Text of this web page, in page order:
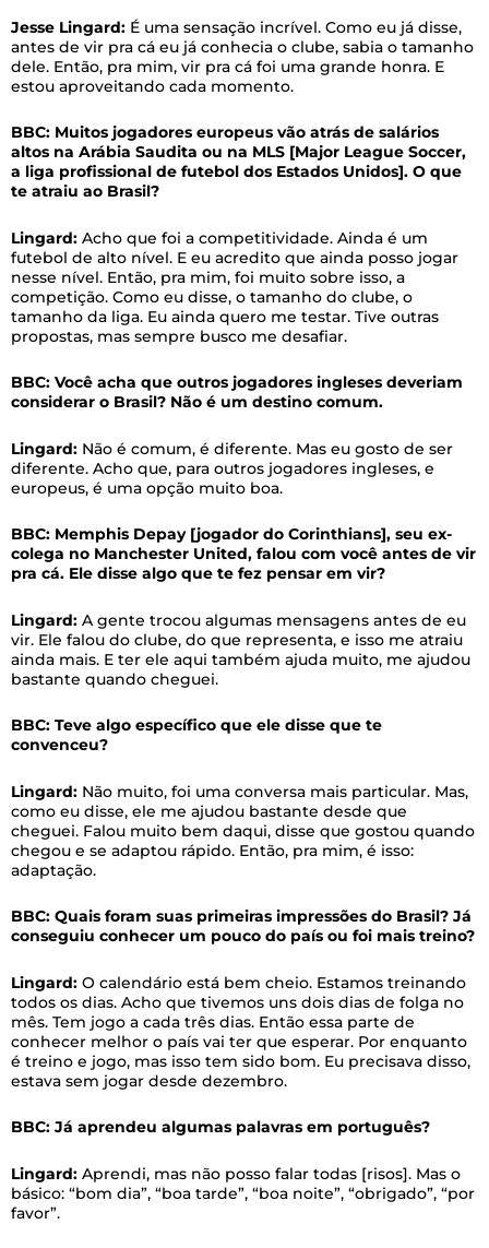
Jesse Lingard: É uma sensação incrível. Como eu já disse,
antes de vir pra cá eu já conhecia o clube, sabia o tamanho
dele. Então, pra mim, vir pra cá foi uma grande honra. E
estou aproveitando cada momento.
BBC: Muitos jogadores europeus vão atrás de salários
altos na Arábia Saudita ou na MLS [Major League Soccer,
a liga profissional de futebol dos Estados Unidos]. O que
te atraiu ao Brasil?
Lingard: Acho que foi a competitividade. Ainda é um
futebol de alto nível. E eu acredito que ainda posso jogar
nesse nível. Então, pra mim, foi muito sobre isso, a
competição. Como eu disse, o tamanho do clube, o
tamanho da liga. Eu ainda quero me testar. Tive outras
propostas, mas sempre busco me desafiar.
BBC: Você acha que outros jogadores ingleses deveriam
considerar o Brasil? Não é um destino comum.
Lingard: Não é comum, é diferente. Mas eu gosto de ser
diferente. Acho que, para outros jogadores ingleses, e
europeus, é uma opção muito boa.
BBC: Memphis Depay [jogador do Corinthians], seu ex-
colega no Manchester United, falou com você antes de vir
pra cá. Ele disse algo que te fez pensar em vir?
Lingard: A gente trocou algumas mensagens antes de eu
vir. Ele falou do clube, do que representa, e isso me atraiu
ainda mais. E ter ele aqui também ajuda muito, me ajudou
bastante quando cheguei.
BBC: Teve algo específico que ele disse que te
convenceu?
Lingard: Não muito, foi uma conversa mais particular. Mas,
como eu disse, ele me ajudou bastante desde que
cheguei. Falou muito bem daqui, disse que gostou quando
chegou e se adaptou rápido. Então, pra mim, é isso:
adaptação.
BBC: Quais foram suas primeiras impressões do Brasil? Já
conseguiu conhecer um pouco do país ou foi mais treino?
Lingard: O calendário está bem cheio. Estamos treinando
todos os dias. Acho que tivemos uns dois dias de folga no
mês. Tem jogo a cada três dias. Então essa parte de
conhecer melhor o país vai ter que esperar. Por enquanto
é treino e jogo, mas isso tem sido bom. Eu precisava disso,
estava sem jogar desde dezembro.
BBC: Já aprendeu algumas palavras em português?
Lingard: Aprendi, mas não posso falar todas [risos]. Mas o
básico: “bom dia”, “boa tarde”, “boa noite”, “obrigado”, “por
favor”.